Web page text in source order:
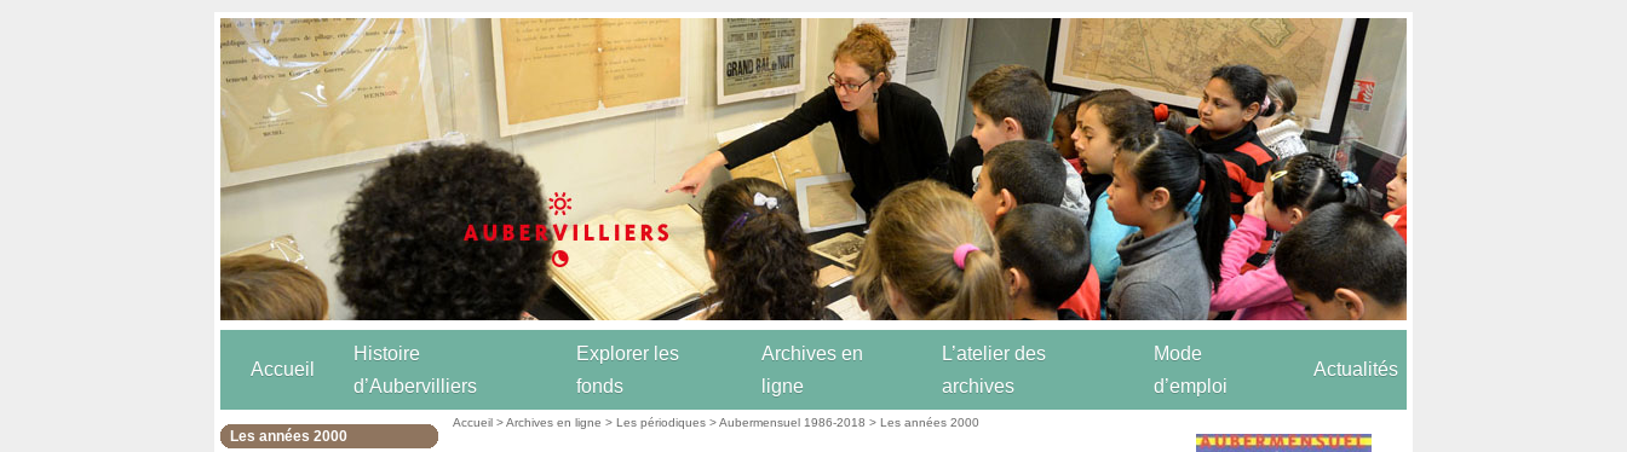
Accueil
Histoire
d’Aubervilliers
Explorer les
fonds
Archives en
ligne
L’atelier des
archives
Mode
d’emploi
Actualités
Les années 2000
Accueil >Archives en ligne >Les périodiques >Aubermensuel 1986-2018 >Les années 2000